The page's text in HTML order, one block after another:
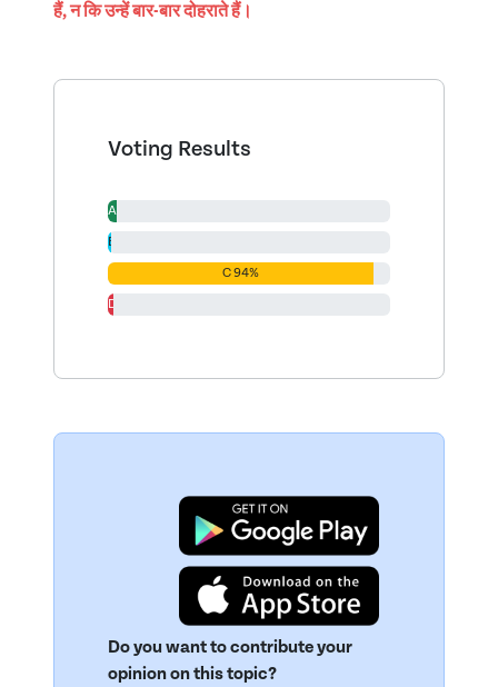
हैं, न कि उन्हें बार-बार दोहराते हैं।
Voting Results
A 3%
B 1%
C 94%
D 2%
Do you want to contribute your
opinion on this topic?